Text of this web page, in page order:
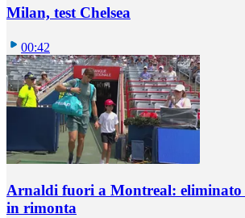
Milan, test Chelsea
00:42
Arnaldi fuori a Montreal: eliminato
in rimonta